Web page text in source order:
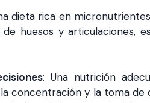
dieta rica en
huesos y articulaciones,
: Una nutrición
concentración y la toma de